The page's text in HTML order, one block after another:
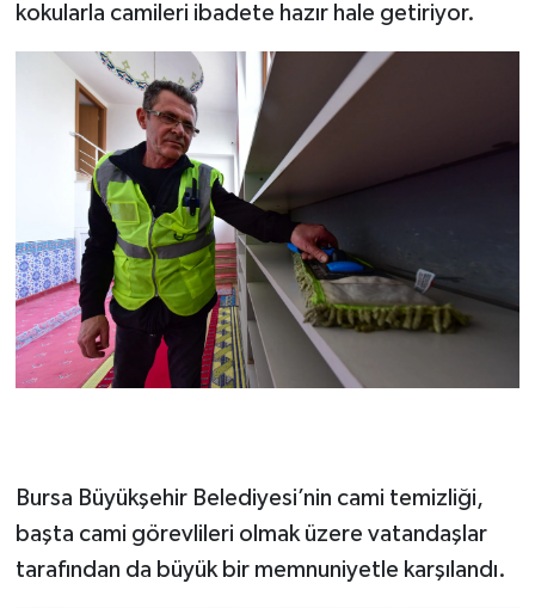
kokularla camileri ibadete hazır hale getiriyor.
Bursa Büyükşehir Belediyesi’nin cami temizliği,
başta cami görevlileri olmak üzere vatandaşlar
tarafından da büyük bir memnuniyetle karşılandı.